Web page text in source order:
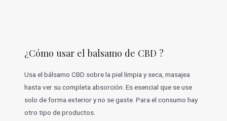
¿Cómo usar el balsamo de CBD ?
Usa el bálsamo CBD sobre la piel limpia y seca, masajea
hasta ver su completa absorción. Es esencial que se use
solo de forma exterior y no se gaste. Para el consumo hay
otro tipo de productos.